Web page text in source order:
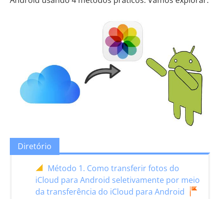
Diretório
Método 1. Como transferir fotos do
iCloud para Android seletivamente por meio
da transferência do iCloud para Android